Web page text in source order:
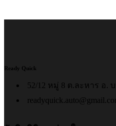
Ready Quick
52/12 หมู่ 8 ต.ละหาร อ.